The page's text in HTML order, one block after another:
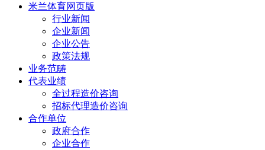
米兰体育网页版
行业新闻
企业新闻
企业公告
政策法规
业务范畴
代表业绩
全过程造价咨询
招标代理造价咨询
合作单位
政府合作
企业合作